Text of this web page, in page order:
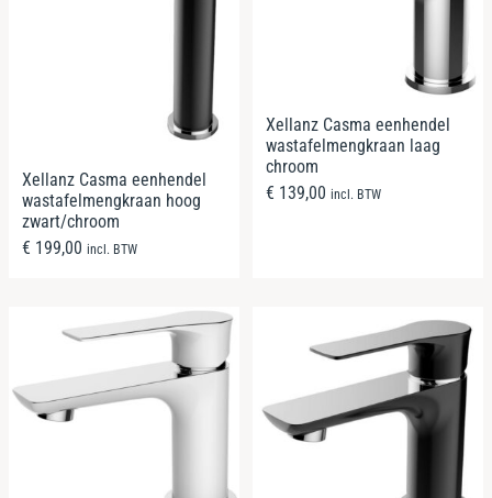
Xellanz Casma eenhendel
wastafelmengkraan hoog
zwart/chroom
€ 199,00 incl. BTW
Xellanz Casma eenhendel
wastafelmengkraan laag
chroom
€ 139,00 incl. BTW